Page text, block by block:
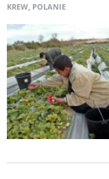
KREW, POLANIE